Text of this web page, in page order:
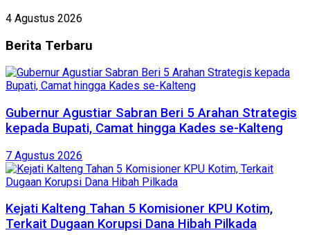
4 Agustus 2026
Berita Terbaru
Gubernur Agustiar Sabran Beri 5 Arahan Strategis
kepada Bupati, Camat hingga Kades se-Kalteng
7 Agustus 2026
Kejati Kalteng Tahan 5 Komisioner KPU Kotim,
Terkait Dugaan Korupsi Dana Hibah Pilkada